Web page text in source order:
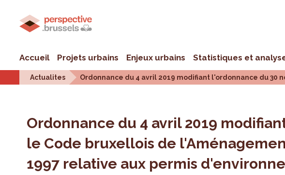
Accueil Projets urbains Enjeux urbains Statistiques et
Actualites Ordonnance du 4 avril 2019 modifiant l'ordonnance du
Ordonnance du 4 avril 2019
le Code bruxellois de
1997 relative aux permis